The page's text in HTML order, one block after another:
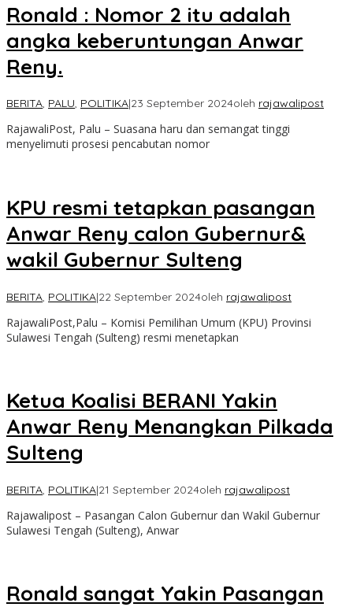
Ronald : Nomor 2 itu adalah
angka keberuntungan Anwar
Reny.
BERITA, PALU, POLITIKA|23 September 2024oleh rajawalipost
RajawaliPost, Palu – Suasana haru dan semangat tinggi
menyelimuti prosesi pencabutan nomor
KPU resmi tetapkan pasangan
Anwar Reny calon Gubernur&
wakil Gubernur Sulteng
BERITA, POLITIKA|22 September 2024oleh rajawalipost
RajawaliPost,Palu – Komisi Pemilihan Umum (KPU) Provinsi
Sulawesi Tengah (Sulteng) resmi menetapkan
Ketua Koalisi BERANI Yakin
Anwar Reny Menangkan Pilkada
Sulteng
BERITA, POLITIKA|21 September 2024oleh rajawalipost
Rajawalipost – Pasangan Calon Gubernur dan Wakil Gubernur
Sulawesi Tengah (Sulteng), Anwar
Ronald sangat Yakin Pasangan